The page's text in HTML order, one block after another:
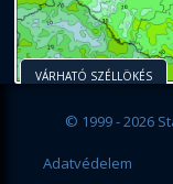
VÁRHATÓ SZÉLLÖKÉS
© 1999 - 2026
Adatvédelem